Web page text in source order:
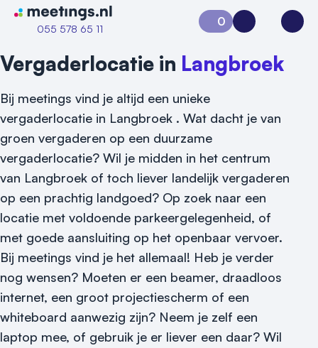
Naar home van Meetings
055 578 65 11
Vraag locatie aan
Locatiegids
Meld locatie aan
Nieuws
0
Aanvraag 0Inloggen
Vergaderlocatie in Langbroek
Bij meetings vind je altijd een unieke
vergaderlocatie in Langbroek . Wat dacht je van
groen vergaderen op een duurzame
vergaderlocatie? Wil je midden in het centrum
van Langbroek of toch liever landelijk vergaderen
op een prachtig landgoed? Op zoek naar een
locatie met voldoende parkeergelegenheid, of
met goede aansluiting op het openbaar vervoer.
Bij meetings vind je het allemaal! Heb je verder
nog wensen? Moeten er een beamer, draadloos
internet, een groot projectiescherm of een
whiteboard aanwezig zijn? Neem je zelf een
laptop mee, of gebruik je er liever een daar? Wil